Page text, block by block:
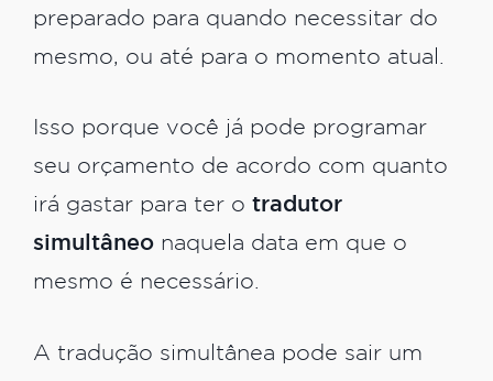
preparado para quando necessitar do
mesmo, ou até para o momento atual.
Isso porque você já pode programar
seu orçamento de acordo com quanto
irá gastar para ter o tradutor
simultâneo naquela data em que o
mesmo é necessário.
A tradução simultânea pode sair um